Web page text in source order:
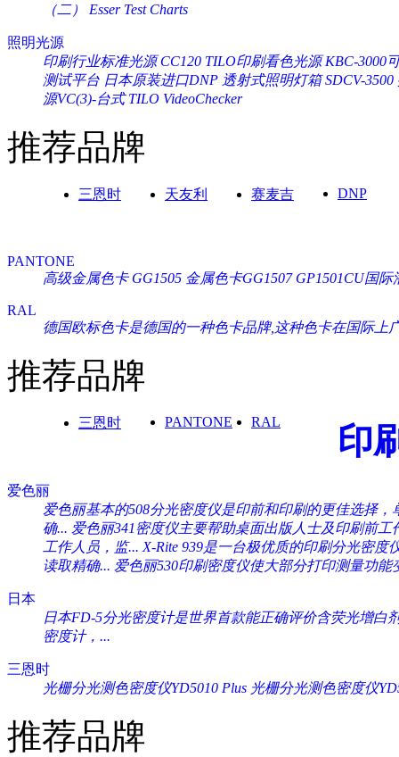
（二） Esser Test Charts
照明光源
印刷行业标准光源 CC120 TILO印刷看色光源 KBC-3000
测试平台 日本原装进口DNP 透射式照明灯箱 SDCV-3500
源VC(3)-台式 TILO VideoChecker
推荐品牌
三恩时 天友利 赛麦吉 DNP
PANTONE
高级金属色卡 GG1505 金属色卡GG1507 GP1501CU国
RAL
德国欧标色卡是德国的一种色卡品牌,这种色卡在国际上
推荐品牌
三恩时 PANTONE RAL 印
爱色丽
爱色丽基本的508分光密度仪是印前和印刷的更佳选择，
确... 爱色丽341密度仪主要帮助桌面出版人士及印刷前工
工作人员，监... X-Rite 939是一台极优质的印刷分光密度
读取精确... 爱色丽530印刷密度仪使大部分打印测量功能
日本
日本FD-5分光密度计是世界首款能正确评价含荧光增白
密度计，...
三恩时
光栅分光测色密度仪YD5010 Plus 光栅分光测色密度仪
推荐品牌